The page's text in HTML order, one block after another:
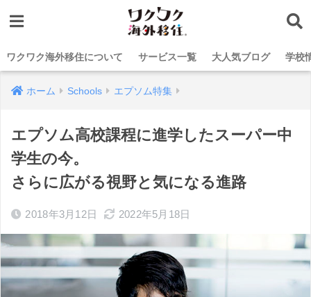
ワクワク海外移住について サービス一覧 大人気ブログ 学校
ホーム Schools エプソム特集
エプソム高校課程に進学したスーパー中
学生の今。
さらに広がる視野と気になる進路
2018年3月12日 2022年5月18日